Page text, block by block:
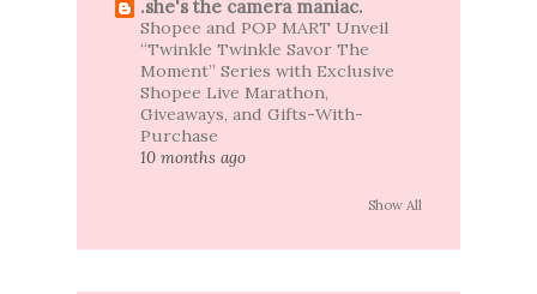
.she's the camera maniac.
Shopee and POP MART Unveil
“Twinkle Twinkle Savor The
Moment” Series with Exclusive
Shopee Live Marathon,
Giveaways, and Gifts-With-
Purchase
10 months ago
Show All